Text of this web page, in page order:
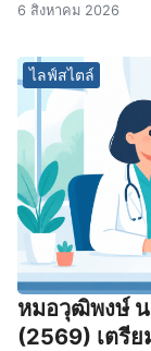
6 สิงหาคม 2026
ไลฟ์สไตล์
หมอวุฒิพงษ์ น
(2569) เตรี